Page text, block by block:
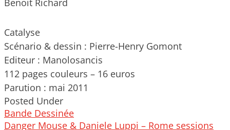
Benoit Richard
Catalyse
Scénario & dessin : Pierre-Henry Gomont
Editeur : Manolosancis
112 pages couleurs – 16 euros
Parution : mai 2011
Posted Under
Bande Dessinée
Post
Danger Mouse & Daniele Luppi – Rome sessions